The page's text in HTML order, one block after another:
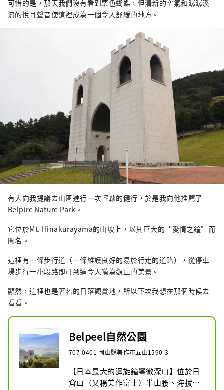
可惜的是，那天我們沒有看到栗色蝴蝶，但清新的空氣和潺潺溪
流的悅耳聲音使這裡成為一個令人舒緩的地方。
有人向我提議去山區進行一次輕鬆的健行，於是我向他推薦了
Belpire Nature Park。
它位於Mt. Hinakurayama的山坡上，以其巨大的“愛情之鐘”而
聞名。
這裡有一條步行道（一條維護良好的易於行走的道路），從停車
場步行一小段路即可到達令人嘆為觀止的美景。
顯然，這裡也是著名的日落觀賞地，所以下次我想在那個時候去
看看。
Belpeel自然公園
707-0401 岡山縣美作市五山1590-3
【日本最大的迴旋鐘響徹深山】位於日
倉山（又稱美作富士）半山腰、海拔約